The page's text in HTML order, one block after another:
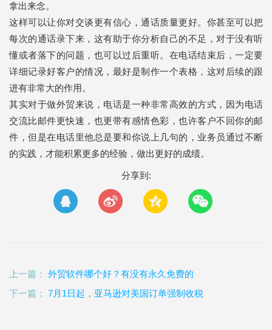
拿出来念。
这样可以让你对交谈更有信心，通话质量更好。你甚至可以把
每次的通话录下来，这有助于你分析自己的不足，对于没有听
懂或者落下的问题，也可以过后重听。在电话结束后，一定要
详细记录好客户的情况，最好是制作一个表格，这对后续的跟
进有非常大的作用。
其实对于做外贸来说，电话是一种非常高效的方式，因为电话
交流比邮件更快速，也更带有感情色彩，也许客户不回你的邮
件，但是在电话里他总是要和你说上几句的，业务员通过不断
的实践，才能积累更多的经验，做出更好的成绩。
分享到:
上一篇： 外贸软件哪个好？有没有永久免费的
下一篇： 7月1日起，亚马逊对美国订单强制收税